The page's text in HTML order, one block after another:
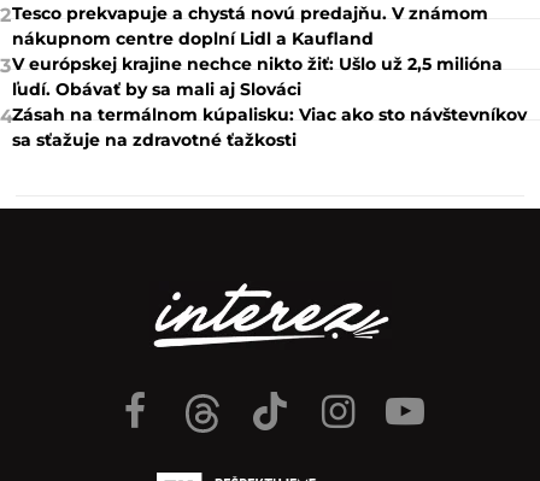
2Tesco prekvapuje a chystá novú predajňu. V známom
nákupnom centre doplní Lidl a Kaufland
3V európskej krajine nechce nikto žiť: Ušlo už 2,5 milióna
ľudí. Obávať by sa mali aj Slováci
4Zásah na termálnom kúpalisku: Viac ako sto návštevníkov
sa sťažuje na zdravotné ťažkosti